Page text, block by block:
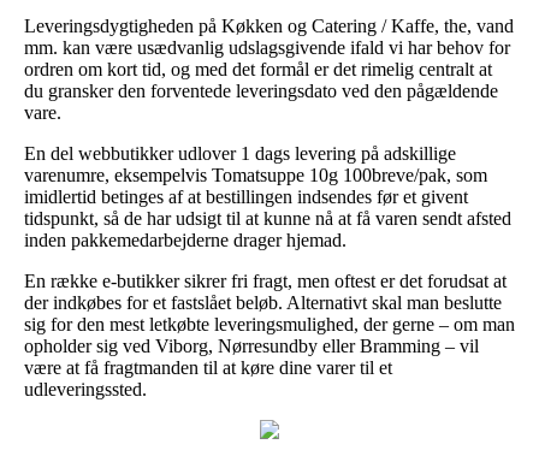
Leveringsdygtigheden på Køkken og Catering / Kaffe, the, vand
mm. kan være usædvanlig udslagsgivende ifald vi har behov for
ordren om kort tid, og med det formål er det rimelig centralt at
du gransker den forventede leveringsdato ved den pågældende
vare.
En del webbutikker udlover 1 dags levering på adskillige
varenumre, eksempelvis Tomatsuppe 10g 100breve/pak, som
imidlertid betinges af at bestillingen indsendes før et givent
tidspunkt, så de har udsigt til at kunne nå at få varen sendt afsted
inden pakkemedarbejderne drager hjemad.
En række e-butikker sikrer fri fragt, men oftest er det forudsat at
der indkøbes for et fastslået beløb. Alternativt skal man beslutte
sig for den mest letkøbte leveringsmulighed, der gerne – om man
opholder sig ved Viborg, Nørresundby eller Bramming – vil
være at få fragtmanden til at køre dine varer til et
udleveringssted.